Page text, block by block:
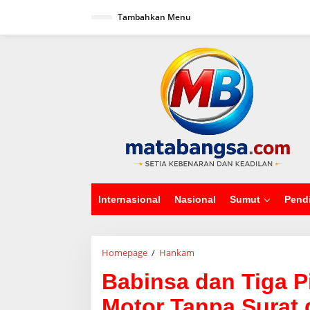
Tambahkan Menu
Internasional Nasional Sumut
Homepage / Hankam
b
i
n
Babinsa dan Tiga